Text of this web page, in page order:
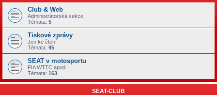
d
t
Club & Web
Administrátorská sekce
Témata: 5
Tiskové zprávy
Jen ke čtení
Témata: 95
SEAT v motosportu
FIA WTTC apod.
Témata: 163
SEAT-CLUB